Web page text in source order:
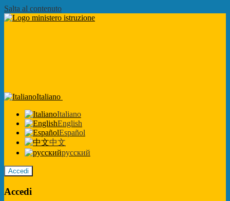
Salta al contenuto
Italiano
Italiano
English
Español
中文
русский
Accedi
Accedi